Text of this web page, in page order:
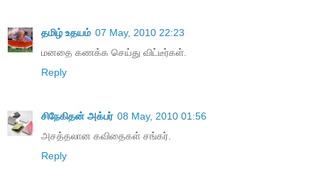
தமிழ் உதயம் 07 May, 2010 22:23
மனதை கணக்க செய்து விட்டீர்கள்.
Reply
சிநேகிதன் அக்பர் 08 May, 2010 01:56
அசத்தலான கவிதைகள் சங்கர்.
Reply